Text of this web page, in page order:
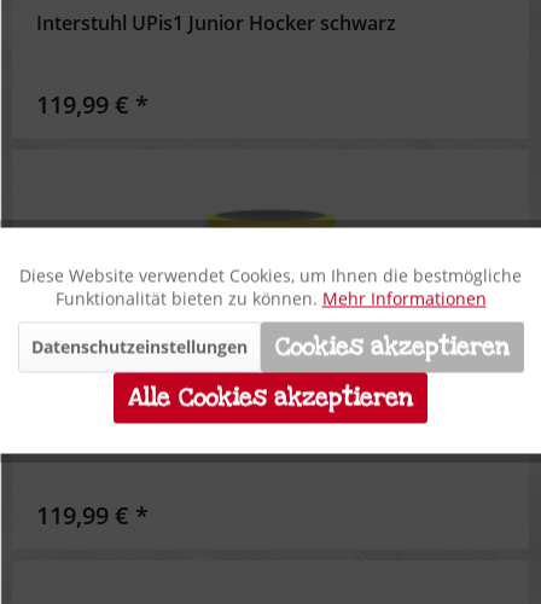
Interstuhl UPis1 Junior Hocker schwarz
119,99 € *
119,99 € *
Funktionale Aktiv
Marketing Inaktiv
Inaktiv
Diese Website verwendet Cookies, um Ihnen die bestmögliche
Funktionalität bieten zu können. Mehr Informationen
Datenschutzeinstellungen
Cookies akzeptieren
Alle Cookies akzeptieren